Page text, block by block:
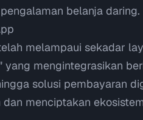
belanja daring.
melampaui sekadar
mengintegrasikan
solusi pembayaran
menciptakan